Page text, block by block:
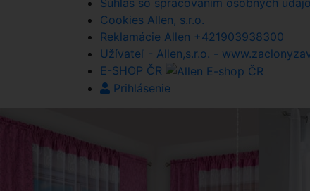
Cookies Allen, s.r.o.
Reklamácie Allen +421903938300
Užívateľ - Allen,s.r.o. -
E-SHOP ČR
Prihlásenie